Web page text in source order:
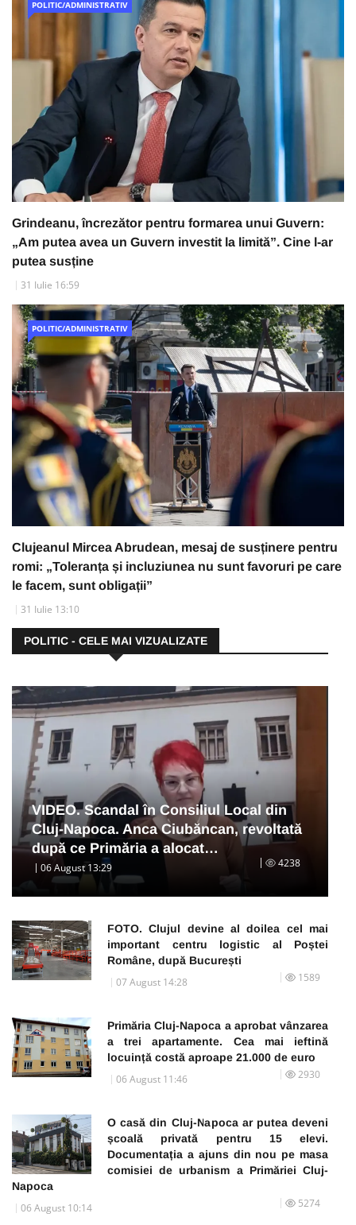
POLITIC/ADMINISTRATIV
Grindeanu, încrezător pentru formarea unui Guvern:
„Am putea avea un Guvern investit la limită”. Cine l-ar
putea susține
31 Iulie 16:59
POLITIC/ADMINISTRATIV
Clujeanul Mircea Abrudean, mesaj de susținere pentru
romi: „Toleranța și incluziunea nu sunt favoruri pe care
le facem, sunt obligații”
31 Iulie 13:10
POLITIC - CELE MAI VIZUALIZATE
VIDEO. Scandal în Consiliul Local din
Cluj-Napoca. Anca Ciubăncan, revoltată
după ce Primăria a alocat…
06 August 13:29 4238
FOTO. Clujul devine al doilea cel mai
important centru logistic al Poștei
Române, după București
07 August 14:28 1589
Primăria Cluj-Napoca a aprobat vânzarea
a trei apartamente. Cea mai ieftină
locuință costă aproape 21.000 de euro
06 August 11:46 2930
O casă din Cluj-Napoca ar putea deveni
școală privată pentru 15 elevi.
Documentația a ajuns din nou pe masa
comisiei de urbanism a Primăriei Cluj-
Napoca
06 August 10:14 5274